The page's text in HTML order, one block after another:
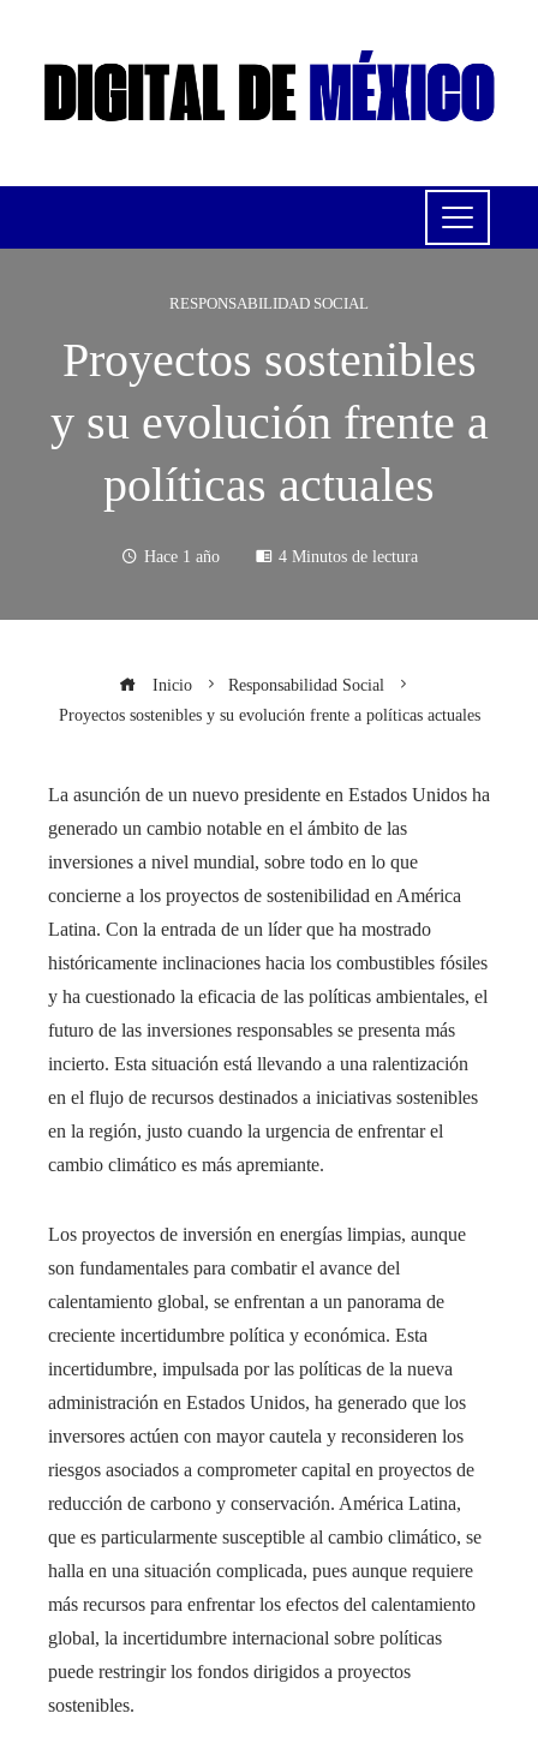
RESPONSABILIDAD SOCIAL
Proyectos sostenibles
y su evolución frente a
políticas actuales
Hace 1 año 4 Minutos de lectura
Inicio
Responsabilidad Social
Proyectos sostenibles y su evolución frente a políticas actuales
La asunción de un nuevo presidente en Estados Unidos ha
generado un cambio notable en el ámbito de las
inversiones a nivel mundial, sobre todo en lo que
concierne a los proyectos de sostenibilidad en América
Latina. Con la entrada de un líder que ha mostrado
históricamente inclinaciones hacia los combustibles fósiles
y ha cuestionado la eficacia de las políticas ambientales, el
futuro de las inversiones responsables se presenta más
incierto. Esta situación está llevando a una ralentización
en el flujo de recursos destinados a iniciativas sostenibles
en la región, justo cuando la urgencia de enfrentar el
cambio climático es más apremiante.
Los proyectos de inversión en energías limpias, aunque
son fundamentales para combatir el avance del
calentamiento global, se enfrentan a un panorama de
creciente incertidumbre política y económica. Esta
incertidumbre, impulsada por las políticas de la nueva
administración en Estados Unidos, ha generado que los
inversores actúen con mayor cautela y reconsideren los
riesgos asociados a comprometer capital en proyectos de
reducción de carbono y conservación. América Latina,
que es particularmente susceptible al cambio climático, se
halla en una situación complicada, pues aunque requiere
más recursos para enfrentar los efectos del calentamiento
global, la incertidumbre internacional sobre políticas
puede restringir los fondos dirigidos a proyectos
sostenibles.